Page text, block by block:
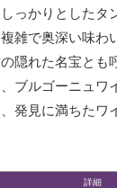
っかりとしたタ
雑で奥深い味わ
隠れた名宝とも
ブルゴーニュワ
発見に満ちたワ
詳細